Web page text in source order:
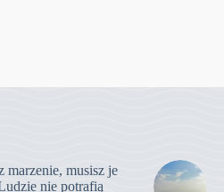
marzenie, musisz je
nie potrafią